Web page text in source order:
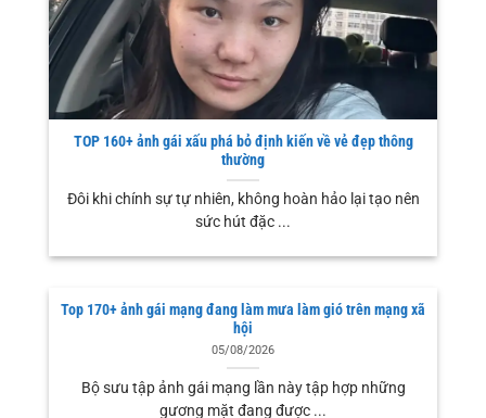
TOP 160+ ảnh gái xấu phá bỏ định kiến về vẻ đẹp thông
thường
Đôi khi chính sự tự nhiên, không hoàn hảo lại tạo nên
sức hút đặc ...
Top 170+ ảnh gái mạng đang làm mưa làm gió trên mạng xã
hội
05/08/2026
Bộ sưu tập ảnh gái mạng lần này tập hợp những
gương mặt đang được ...